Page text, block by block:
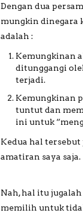
Dengan dua
mungkin dinegara
adalah :
Kemungkinan
ditunggangi
terjadi.
Kemungkinan
tuntut dan
ini untuk
Kedua hal tersebut
amatiran saya saja.
Nah, hal itu
memilih untuk